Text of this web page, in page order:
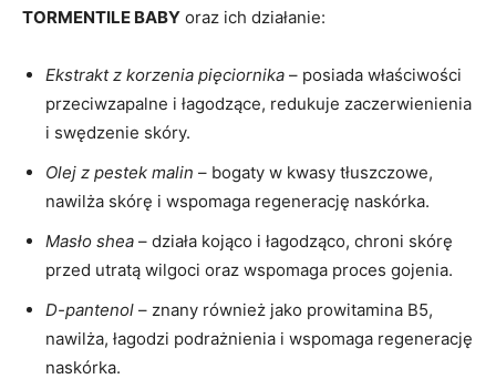
TORMENTILE BABY oraz ich działanie:
Ekstrakt z korzenia pięciornika – posiada właściwości
przeciwzapalne i łagodzące, redukuje zaczerwienienia
i swędzenie skóry.
Olej z pestek malin – bogaty w kwasy tłuszczowe,
nawilża skórę i wspomaga regenerację naskórka.
Masło shea – działa kojąco i łagodząco, chroni skórę
przed utratą wilgoci oraz wspomaga proces gojenia.
D-pantenol – znany również jako prowitamina B5,
nawilża, łagodzi podrażnienia i wspomaga regenerację
naskórka.